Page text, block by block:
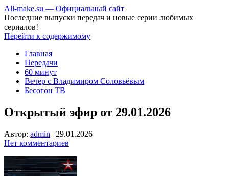
All-make.su — Официальный сайт
Последние выпуски передач и новые серии любимых
сериалов!
Перейти к содержимому
Главная
Передачи
60 минут
Вечер с Владимиром Соловьёвым
Бесогон ТВ
Открытый эфир от 29.01.2026
Автор: admin | 29.01.2026
Нет комментариев